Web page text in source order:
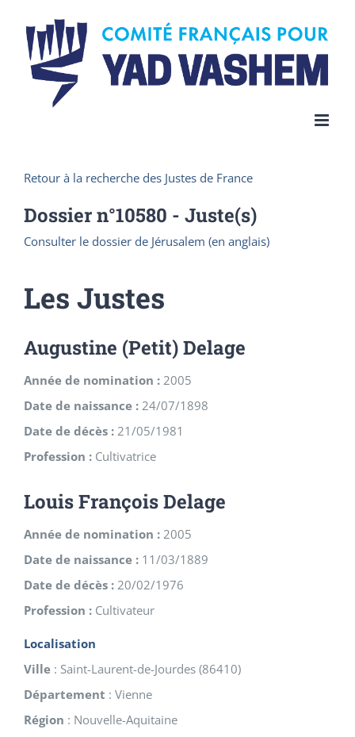
content
Retour à la recherche des Justes de France
Dossier n°10580 - Juste(s)
Consulter le dossier de Jérusalem (en anglais)
Les Justes
Augustine (Petit) Delage
Année de nomination : 2005
Date de naissance : 24/07/1898
Date de décès : 21/05/1981
Profession : Cultivatrice
Louis François Delage
Année de nomination : 2005
Date de naissance : 11/03/1889
Date de décès : 20/02/1976
Profession : Cultivateur
Localisation
Ville : Saint-Laurent-de-Jourdes (86410)
Département : Vienne
Région : Nouvelle-Aquitaine